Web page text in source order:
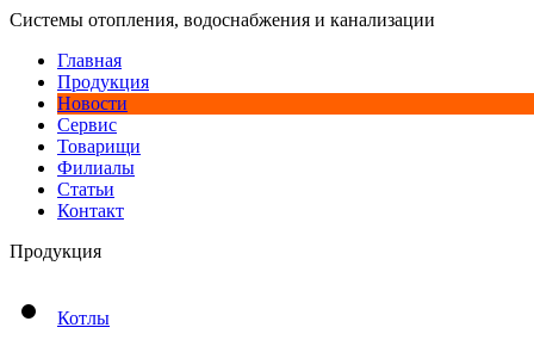
Системы отопления, водоснабжения и канализации
Главная
Продукция
Новости
Сервис
Товарищи
Филиалы
Статьи
Контакт
Продукция
Котлы